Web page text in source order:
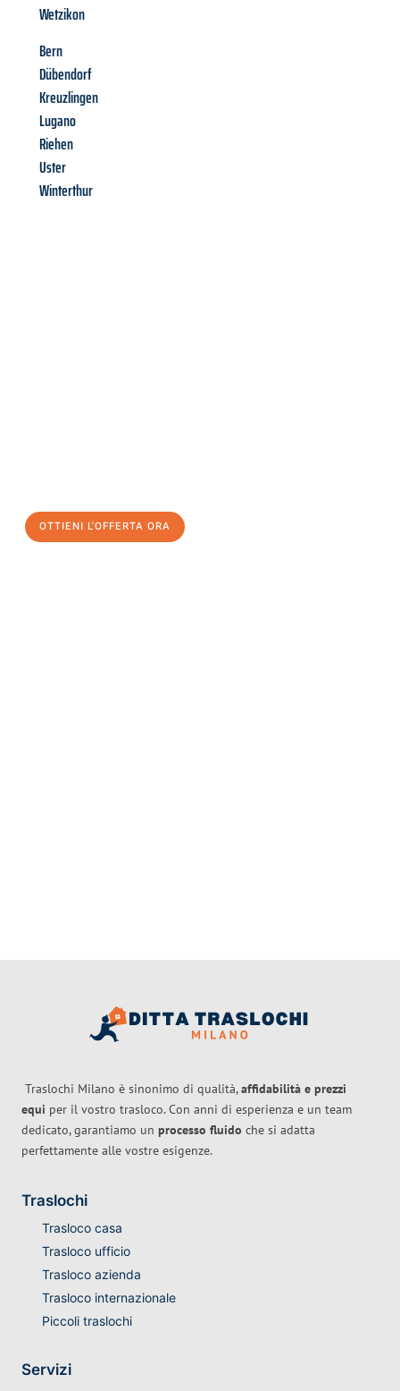
Wetzikon
Bern
Dübendorf
Kreuzlingen
Lugano
Riehen
Uster
Winterthur
OTTIENI L'OFFERTA ORA
Traslochi Milano è sinonimo di qualità,affidabilità e prezzi
equi per il vostro trasloco. Con anni di esperienza e un team
dedicato, garantiamo un processo fluido che si adatta
perfettamente alle vostre esigenze.
Traslochi
Trasloco casa
Trasloco ufficio
Trasloco azienda
Trasloco internazionale
Piccoli traslochi
Servizi